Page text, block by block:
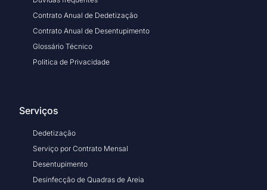
Contrato Anual de Dedetização
Contrato Anual de Desentupimento
Glossário Técnico
Politica de Privacidade
Serviços
Dedetização
Serviço por Contrato Mensal
Desentupimento
Desinfecção de Quadras de Areia